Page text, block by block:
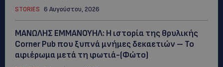
STORIES 6 Αυγούστου, 2026
ΜΑΝΩΛΗΣ ΕΜΜΑΝΟΥΗΛ: Η ιστορία της θρυλικής
Corner Pub που ξυπνά μνήμες δεκαετιών – Το
αφιέρωμα μετά τη φωτιά-(Φώτο)